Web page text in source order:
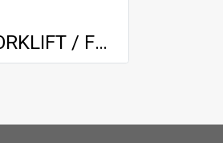
TCM FORKLIFT / FD30T6 / 3.0 m